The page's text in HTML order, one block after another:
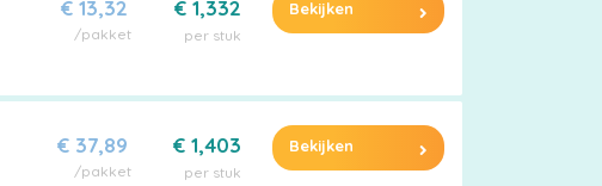
€ 13,32
/pakket
€ 1,332
per stuk
Bekijken
€ 37,89
/pakket
€ 1,403
per stuk
Bekijken